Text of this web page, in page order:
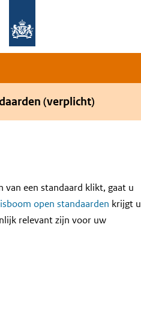
(verplicht)
van een standaard klikt, gaat u
open standaarden krijgt u
relevant zijn voor uw